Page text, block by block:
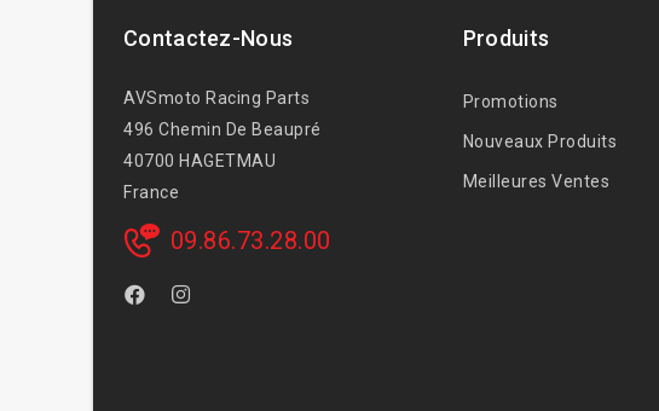
Contactez-Nous
AVSmoto Racing Parts
496 Chemin De Beaupré
40700 HAGETMAU
France
09.86.73.28.00
Produits
Promotions
Nouveaux Produits
Meilleures Ventes